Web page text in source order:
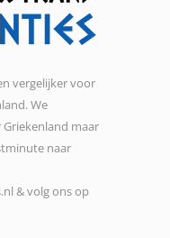
vergelijker voor
We
maar
naar
& volg ons op